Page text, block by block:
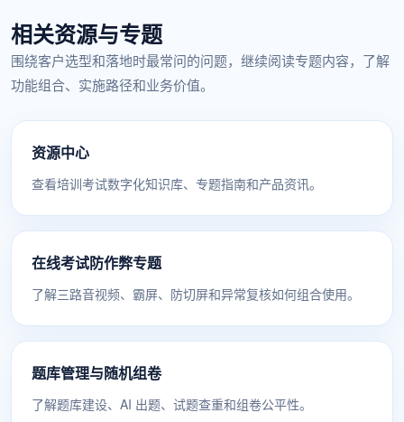
相关资源与专题
围绕客户选型和落地时最常问的问题，继续阅读专题内容，了解
功能组合、实施路径和业务价值。
资源中心
查看培训考试数字化知识库、专题指南和产品资讯。
在线考试防作弊专题
了解三路音视频、霸屏、防切屏和异常复核如何组合使用。
题库管理与随机组卷
了解题库建设、AI 出题、试题查重和组卷公平性。